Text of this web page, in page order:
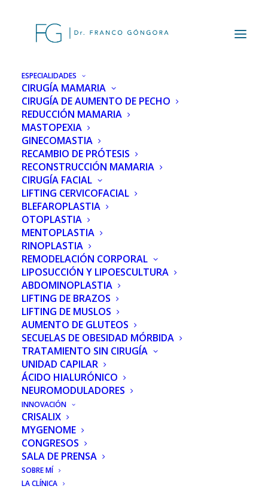
ESPECIALIDADES
CIRUGÍA MAMARIA
CIRUGÍA DE AUMENTO DE PECHO
REDUCCIÓN MAMARIA
MASTOPEXIA
GINECOMASTIA
RECAMBIO DE PRÓTESIS
RECONSTRUCCIÓN MAMARIA
CIRUGÍA FACIAL
LIFTING CERVICOFACIAL
BLEFAROPLASTIA
OTOPLASTIA
MENTOPLASTIA
RINOPLASTIA
REMODELACIÓN CORPORAL
LIPOSUCCIÓN Y LIPOESCULTURA
ABDOMINOPLASTIA
LIFTING DE BRAZOS
LIFTING DE MUSLOS
AUMENTO DE GLUTEOS
SECUELAS DE OBESIDAD MÓRBIDA
TRATAMIENTO SIN CIRUGÍA
UNIDAD CAPILAR
ÁCIDO HIALURÓNICO
NEUROMODULADORES
INNOVACIÓN
CRISALIX
MYGENOME
CONGRESOS
SALA DE PRENSA
SOBRE MÍ
LA CLÍNICA
Aviso Legal y Política de Privacidad
CÓMO QUITAR LAS
OJERAS DE MANERA
PROFESIONAL
Titular:Cómo quitar las ojeras de manera
profesional